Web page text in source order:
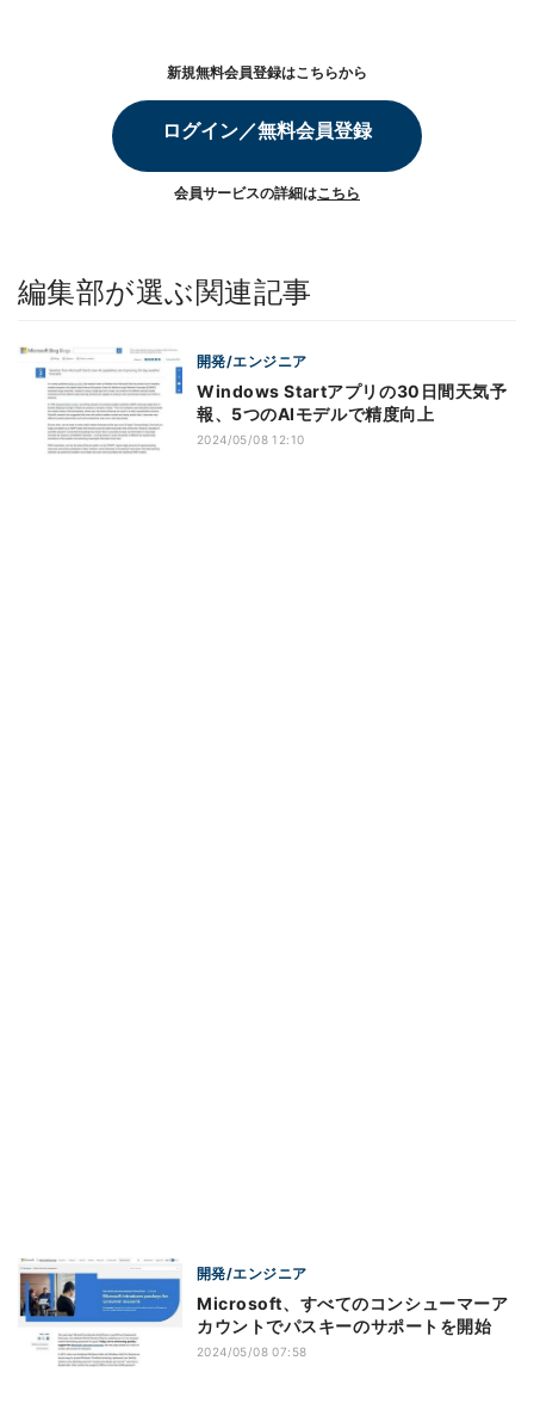
新規無料会員登録はこちらから
ログイン／無料会員登録
会員サービスの詳細はこちら
編集部が選ぶ関連記事
開発/エンジニア
Windows Startアプリの30日間天気予
報、5つのAIモデルで精度向上
2024/05/08 12:10
開発/エンジニア
Microsoft、すべてのコンシューマーア
カウントでパスキーのサポートを開始
2024/05/08 07:58